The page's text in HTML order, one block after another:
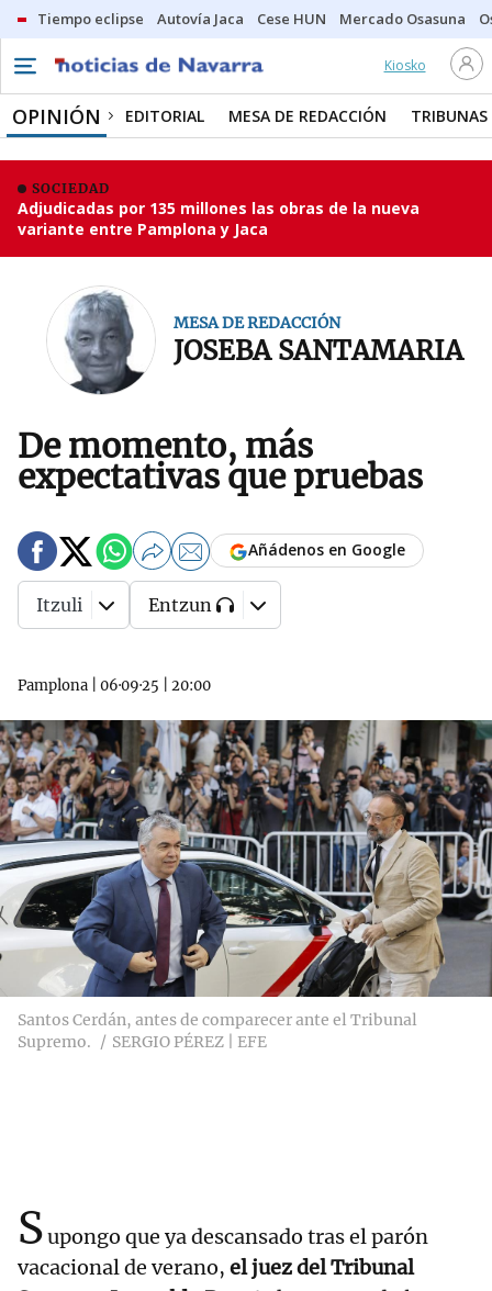
Tiempo eclipse Autovía Jaca Cese HUN Mercado Osasuna
Kiosko
OPINIÓN EDITORIAL MESA DE REDACCIÓN TRIBUNAS
SOCIEDAD
Adjudicadas por 135 millones las obras de la nueva
variante entre Pamplona y Jaca
MESA DE REDACCIÓN
JOSEBA SANTAMARIA
De momento, más
expectativas que pruebas
Pamplona 06·09·25 20:00
Añádenos en Google
Itzuli Entzun
Santos Cerdán, antes de comparecer ante el Tribunal
Supremo.
SERGIO PÉREZ | EFE
Supongo que ya descansado tras el parón
vacacional de verano, el juez del Tribunal